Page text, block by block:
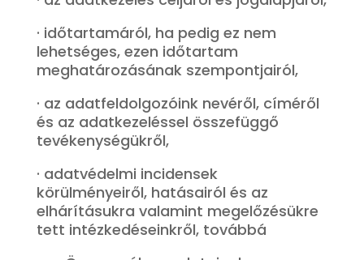
· időtartamáról, ha pedig ez nem
lehetséges, ezen időtartam
meghatározásának szempontjairól,
· az adatfeldolgozóink nevéről, címéről
és az adatkezeléssel összefüggő
tevékenységükről,
· adatvédelmi incidensek
körülményeiről, hatásairól és az
elhárításukra valamint megelőzésükre
tett intézkedéseinkről, továbbá